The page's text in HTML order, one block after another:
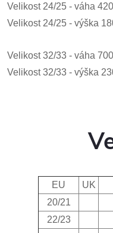
Velikost 24/25 - váha
Velikost 24/25 - výška
Velikost 32/33 - váha
Velikost 32/33 - výška
EU UK
20/21
22/23